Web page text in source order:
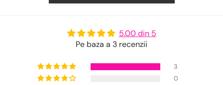
5.00 din 5
Pe baza a 3 recenzii
3
0